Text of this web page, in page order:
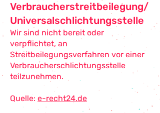
Verbraucherstreitbeilegung/
Universalschlichtungsstelle
Wir sind nicht bereit oder
verpflichtet, an
Streitbeilegungsverfahren vor einer
Verbraucherschlichtungsstelle
teilzunehmen.
Quelle: e-recht24.de